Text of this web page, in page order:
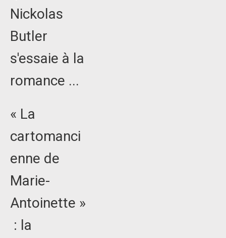
Nickolas
Butler
s'essaie à la
romance ...
« La
cartomanci
enne de
Marie-
Antoinette »
: la